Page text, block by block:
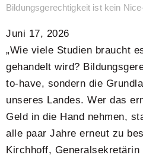
Bildungsgerechtigkeit ist kein
Juni 17, 2026
„Wie viele Studien braucht
gehandelt wird?
to-have, sondern die
unseres Landes. Wer das
Geld in die Hand nehmen,
alle paar Jahre erneut zu
Kirchhoff, Generalsekretärin